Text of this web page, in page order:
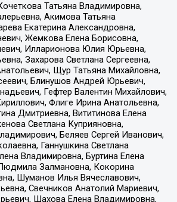
Татьяна Владимировна,
Акимова Татьяна
Екатерина Александровна,
Жемкова Елена Борисовна,
Илларионова Юлия Юрьевна,
Захарова Светлана Сергеевна,
Щур Татьяна Михайловна,
Блинушов Андрей Юрьевич,
Гефтер Валентин Михайлович,
Флиге Ирина Анатольевна,
Дмитриевна, Вититинова Елена
Светлана Куприяновна,
Беляев Сергей Иванович,
Ганнушкина Светлана
Владимировна, Буртина Елена
Залмановна, Кокорина
Шуманов Илья Вячеславович,
Свечников Анатолий Мариевич,
Шахова Елена Владимировна,